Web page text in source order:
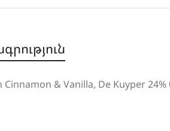
& Vanilla, De Kuyper 24%